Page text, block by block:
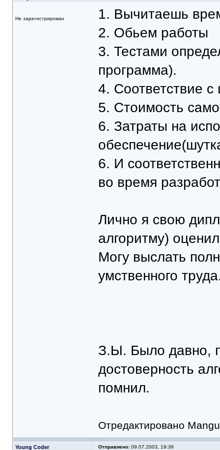
Не зарегистрирован
1. Вычитаешь
2. Обьем работы
3. Тестами
программа).
4. Соответствие с
5. Стоимость
6. Затраты на
6. И
во время
Лично я свою
алгоритму)
Могу выслать
умственного
З.Ы. Было давно,
достоверность
помнил.
Отредактировано
Young Coder Отправлено:09.07.2003, 19:36